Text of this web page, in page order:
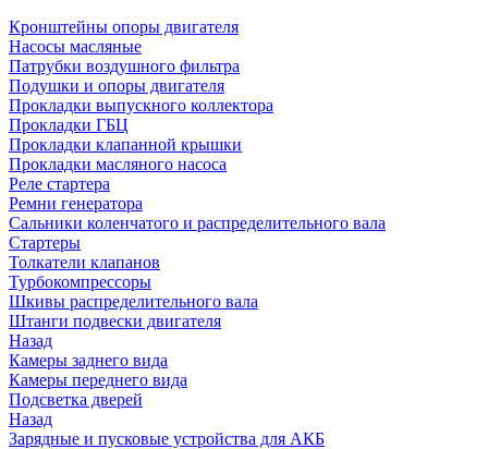
Кронштейны опоры двигателя
Насосы масляные
Патрубки воздушного фильтра
Подушки и опоры двигателя
Прокладки выпускного коллектора
Прокладки ГБЦ
Прокладки клапанной крышки
Прокладки масляного насоса
Реле стартера
Ремни генератора
Сальники коленчатого и распределительного вала
Стартеры
Толкатели клапанов
Турбокомпрессоры
Шкивы распределительного вала
Штанги подвески двигателя
Назад
Камеры заднего вида
Камеры переднего вида
Подсветка дверей
Назад
Зарядные и пусковые устройства для АКБ